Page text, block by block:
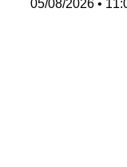
05/08/2026